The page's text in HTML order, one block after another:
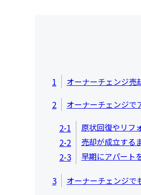
1 オーナーチェンジ売
2 オーナーチェンジで
2-1 原状回復やリフ
2-2 売却が成立する
2-3 早期にアパート
3 オーナーチェンジで